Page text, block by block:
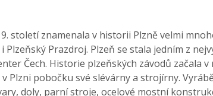
století znamenala v historii Plzně velmi
Plzeňský Prazdroj. Plzeň se stala jedním z
Čech. Historie plzeňských závodů začala
Plzni pobočku své slévárny a strojírny.
doly, parní stroje, ocelové mostní